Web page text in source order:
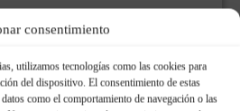
consentimiento
utilizamos tecnologías como las cookies para
del dispositivo. El consentimiento de estas
como el comportamiento de navegación o las